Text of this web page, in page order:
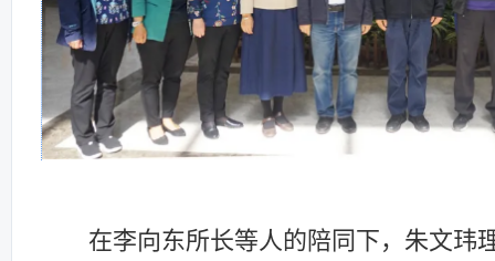
在李向东所长等人的陪同下，朱文玮